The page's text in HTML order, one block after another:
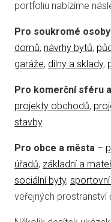
portfoliu nabízíme
Pro soukromé osoby
domů, návrhy bytů,
garáže, dílny a sklady,
Pro komerční sféru
projekty obchodů,
stavby.
Pro obce a města –
úřadů, základní a
sociální byty,
veřejných prostranství